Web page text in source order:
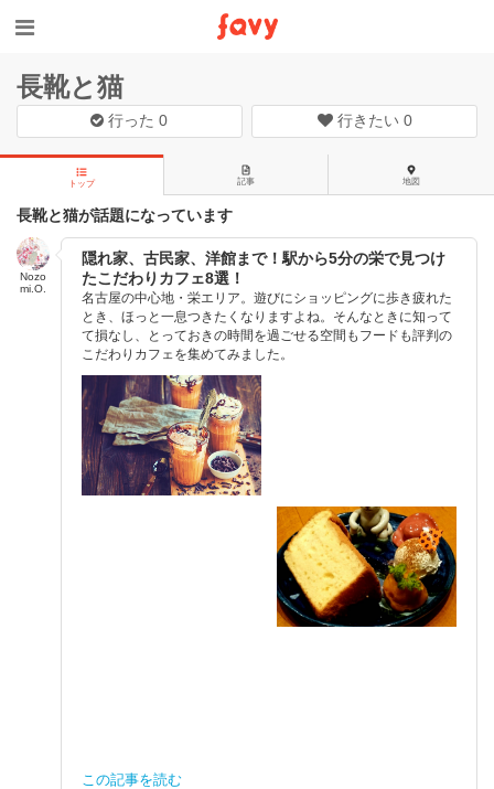
長靴と猫
行った0 行きたい 0
トップ 記事 地図
長靴と猫が話題になっています
Nozo
mi.O.
隠れ家、古民家、洋館まで！駅から5分の栄で見つけ
たこだわりカフェ8選！
名古屋の中心地・栄エリア。遊びにショッピングに歩き疲れた
とき、ほっと一息つきたくなりますよね。そんなときに知って
て損なし、とっておきの時間を過ごせる空間もフードも評判の
こだわりカフェを集めてみました。
この記事を読む